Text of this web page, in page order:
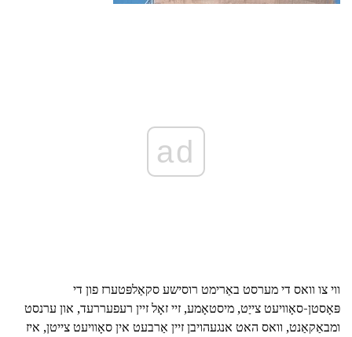
ad
ווי צו וואס די מערסט באַרימט רוסישע סקאַלפּטערז פון די
פּאָסטן-סאָוויעט צייַט, מיסטאָמע, זיי זאָל זיין רעפעררעד, און ערנסט
ומבאַקאַנט, וואס האט אנגעהויבן זיין אַרבעט אין סאָוויעט צייטן, איז